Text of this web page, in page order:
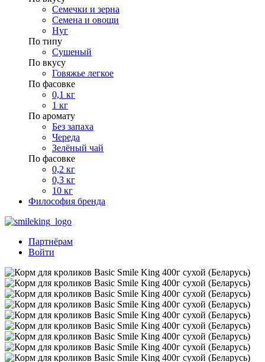
Семечки и зерна
Семена и овощи
Нуг
По типу
Сушеный
По вкусу
Говяжье легкое
По фасовке
0,1 кг
1 кг
По аромату
Без запаха
Череда
Зелёный чай
По фасовке
0,2 кг
0,3 кг
10 кг
Философия бренда
Партнёрам
Войти